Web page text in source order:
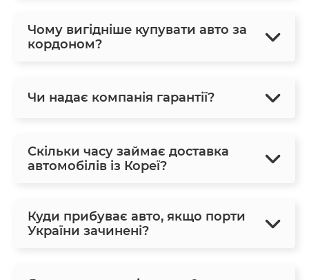
Чому вигідніше купувати авто за
кордоном?
Чи надає компанія гарантії?
Скільки часу займає доставка
автомобілів із Кореї?
Куди прибуває авто, якщо порти
України зачинені?